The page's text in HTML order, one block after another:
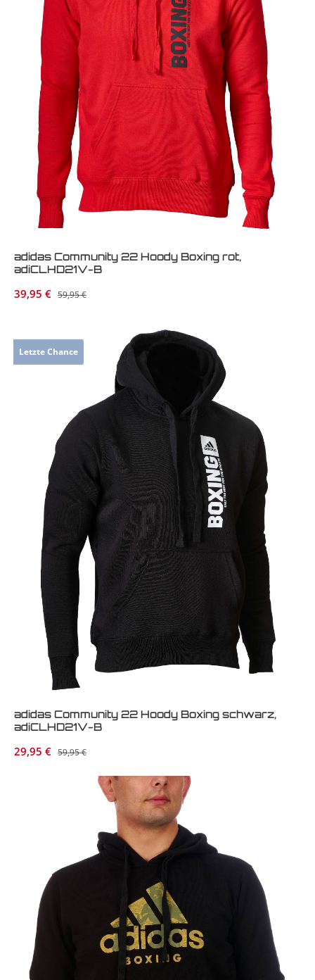
adidas Community 22 Hoody Boxing rot,
adiCLHD21V-B
Verkaufspreis:
39,95 € Regulärer Preis:
59,95 €
Letzte Chance
adidas Community 22 Hoody Boxing schwarz,
adiCLHD21V-B
Verkaufspreis:
29,95 € Regulärer Preis:
59,95 €